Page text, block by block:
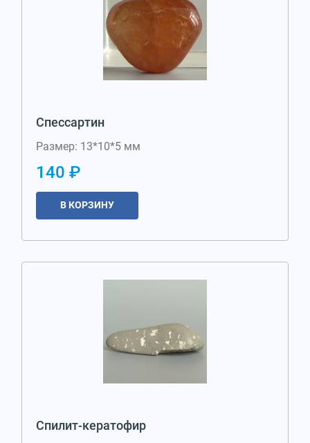
Спессартин
Размер: 13*10*5 мм
140 ₽
В КОРЗИНУ
Спилит-кератофир